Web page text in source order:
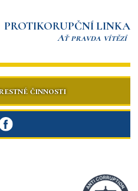
PROTIKORUPČNÍ LINKA
Ať pravda vítězí
činnosti